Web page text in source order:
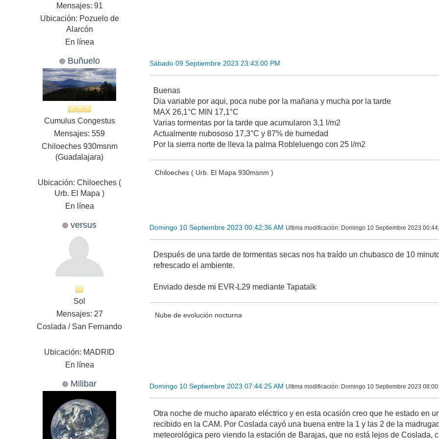
Mensajes: 91
Ubicación: Pozuelo de
Alarcón
En línea
Buñuelo
Cumulus Congestus
Mensajes: 559
Chiloeches 930msnm
(Guadalajara)
Ubicación: Chiloeches (
Urb. El Mapa )
En línea
Sábado 09 Septiembre 2023 23:43:00 PM
Buenas
Dia variable por aqui, poca nube por la mañana y mucha por la tarde
MAX 26,1°C MIN 17,1°C
Varias tormentas por la tarde que acumularon 3,1 l/m2
Actualmente nubososo 17,3°C y 87% de humedad
Por la sierra norte de lleva la palma Robleluengo con 25 l/m2
Chiloeches ( Urb. El Mapa 930msnm )
versus
Sol
Mensajes: 27
Coslada / San Fernando
Ubicación: MADRID
En línea
Domingo 10 Septiembre 2023 00:42:36 AM Ultima modificación: Domingo 10 Septiembre 2023
Después de una tarde de tormentas secas nos ha traído un chubasco de 10
refrescado el ambiente.
Enviado desde mi EVR-L29 mediante Tapatalk
Nube de evolución nocturna
Milibar Domingo 10 Septiembre 2023 07:44:25 AM Ultima modificación: Domingo 10 Septiembre 2023
Otra noche de mucho aparato eléctrico y en esta ocasión creo que he estado en
recibido en la CAM. Por Coslada cayó una buena entre la 1 y las 2 de la
meteorológica pero viendo la estación de Barajas, que no está lejos de Coslada,